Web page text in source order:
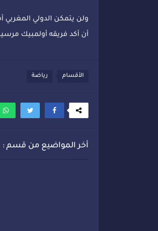
أن أكد فريقه أولمبيك
الأقسام رياضة
أخر المواضيع من قسم :